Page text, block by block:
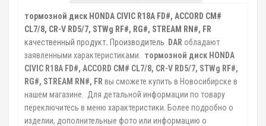
тормозной диск HONDA CIVIC R18A FD#, ACCORD CM#
CL7/8, CR-V RD5/7, STWg RF#, RG#, STREAM RN#, FR
качественный продукт. Производитель DAR обладают
заявленными характеристиками.
тормозной диск HONDA
CIVIC R18A FD#, ACCORD CM# CL7/8, CR-V RD5/7, STWg RF#,
RG#, STREAM RN#, FR вы сможете купить в Новосибирске в
нашем магазине. Для детальной информации по товару
переключитесь в меню характеристики. Более подробно о
изделии, дополнительные фото или информацию о